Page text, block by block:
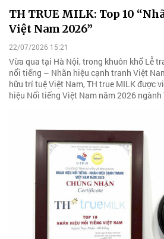
TH TRUE MILK: Top 10
Việt Nam 2026”
22/07/2026 15:21
Vừa qua tại Hà Nội, trong khuôn khổ Lễ
nổi tiếng – Nhãn hiệu cạnh tranh Việt
hữu trí tuệ Việt Nam, TH true MILK được
hiệu Nổi tiếng Việt Nam năm 2026